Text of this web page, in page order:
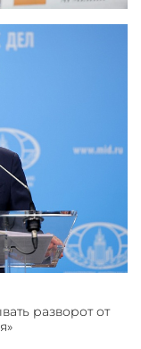
разворот от